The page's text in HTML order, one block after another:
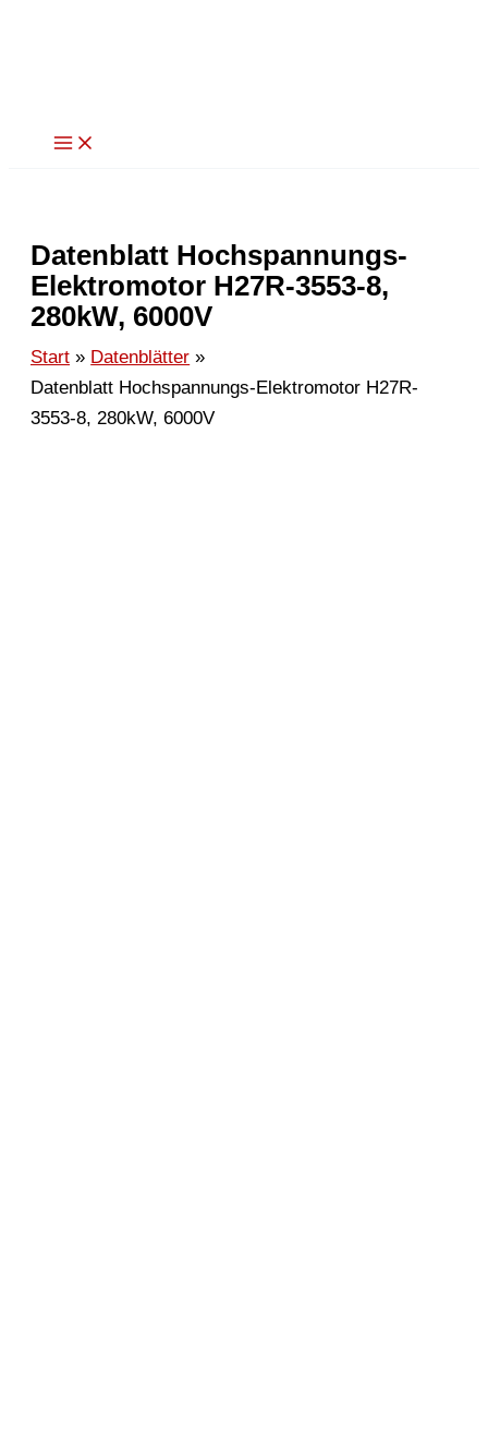
Datenblatt Hochspannungs-
Elektromotor H27R-3553-8,
280kW, 6000V
Start
Datenblätter
Datenblatt Hochspannungs-Elektromotor H27R-
3553-8, 280kW, 6000V